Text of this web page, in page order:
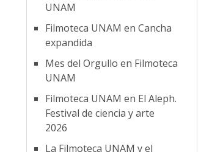
UNAM
Filmoteca UNAM en Cancha
expandida
Mes del Orgullo en Filmoteca
UNAM
Filmoteca UNAM en El Aleph.
Festival de ciencia y arte
2026
La Filmoteca UNAM y el